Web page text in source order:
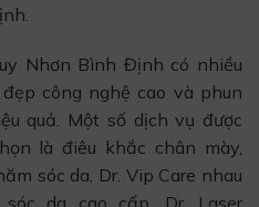
Nhơn Bình Định có nhiều
công nghệ cao và phun
quả. Một số dịch vụ được
là điêu khắc chân mày,
sóc da, Dr. Vip Care nhau